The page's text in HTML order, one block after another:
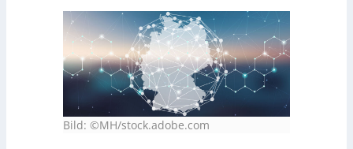
Bild: ©MH/stock.adobe.com